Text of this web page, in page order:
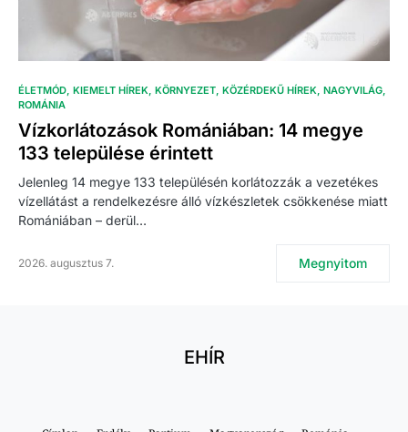
ÉLETMÓD KIEMELT HÍREK KÖRNYEZET KÖZÉRDEKŰ HÍREK NAGYVILÁG
ROMÁNIA
Vízkorlátozások Romániában: 14 megye
133 települése érintett
Jelenleg 14 megye 133 településén korlátozzák a vezetékes
vízellátást a rendelkezésre álló vízkészletek csökkenése miatt
Romániában – derül…
2026. augusztus 7. Megnyitom
EHÍR